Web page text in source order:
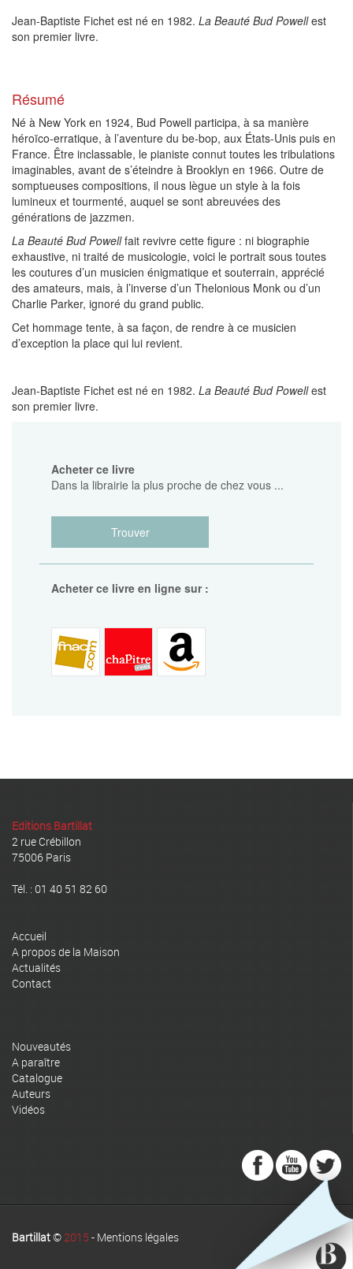
Jean-Baptiste Fichet est né en 1982. La Beauté Bud Powellest
son premier livre.
Résumé
Né à New York en 1924, Bud Powell participa, à sa manière
héroïco-erratique, à l’aventure du be-bop, aux États-Unis puis en
France. Être inclassable, le pianiste connut toutes les tribulations
imaginables, avant de s’éteindre à Brooklyn en 1966. Outre de
somptueuses compositions, il nous lègue un style à la fois
lumineux et tourmenté, auquel se sont abreuvées des
générations de jazzmen.
La Beauté Bud Powellfait revivre cette figure : ni biographie
exhaustive, ni traité de musicologie, voici le portrait sous toutes
les coutures d’un musicien énigmatique et souterrain, apprécié
des amateurs, mais, à l’inverse d’un Thelonious Monk ou d’un
Charlie Parker, ignoré du grand public.
Cet hommage tente, à sa façon, de rendre à ce musicien
d’exception la place qui lui revient.
Jean-Baptiste Fichet est né en 1982. La Beauté Bud Powellest
son premier livre.
Acheter ce livre
Dans la librairie la plus proche de chez vous ...
Trouver
Acheter ce livre en ligne sur :
Editions Bartillat
2 rue Crébillon
75006 Paris
Tél. : 01 40 51 82 60
Accueil
A propos de la Maison
Actualités
Contact
Nouveautés
A paraître
Catalogue
Auteurs
Vidéos
Bartillat© 2015 - Mentions légales